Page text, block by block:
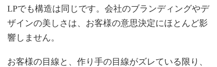
LPでも構造は同じです。会社のブランディングやデ
ザインの美しさは、お客様の意思決定にほとんど影
響しません。
お客様の目線と、作り手の目線がズレている限り、